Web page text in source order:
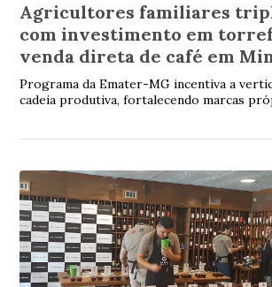
Agricultores familiares
com investimento em
venda direta de café em
Programa da Emater-MG incentiva a
cadeia produtiva, fortalecendo marcas